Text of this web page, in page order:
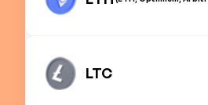
LTC